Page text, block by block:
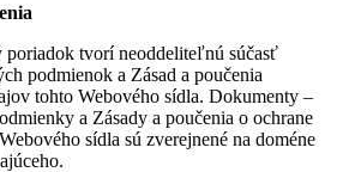
poriadok tvorí neoddeliteľnú súčasť
podmienok a Zásad a poučenia
tohto Webového sídla. Dokumenty –
a Zásady a poučenia o ochrane
sídla sú zverejnené na doméne